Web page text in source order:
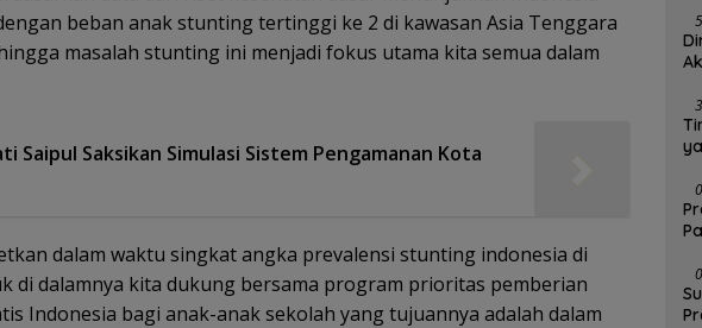
beban anak stunting tertinggi ke 2 di kawasan Asia Tenggara
masalah stunting ini menjadi fokus utama kita semua dalam
Saipul Saksikan Simulasi Sistem Pengamanan Kota
dalam waktu singkat angka prevalensi stunting indonesia di
di dalamnya kita dukung bersama program prioritas pemberian
Indonesia bagi anak-anak sekolah yang tujuannya adalah dalam